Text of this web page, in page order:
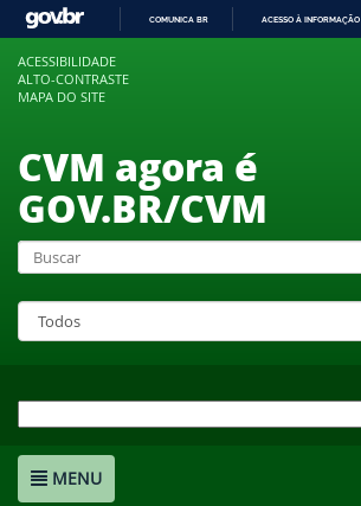
COMUNICA BR ACESSO À INFORMAÇÃO
ACESSIBILIDADE
ALTO-CONTRASTE
MAPA DO SITE
CVM agora é
GOV.BR/CVM
MENU